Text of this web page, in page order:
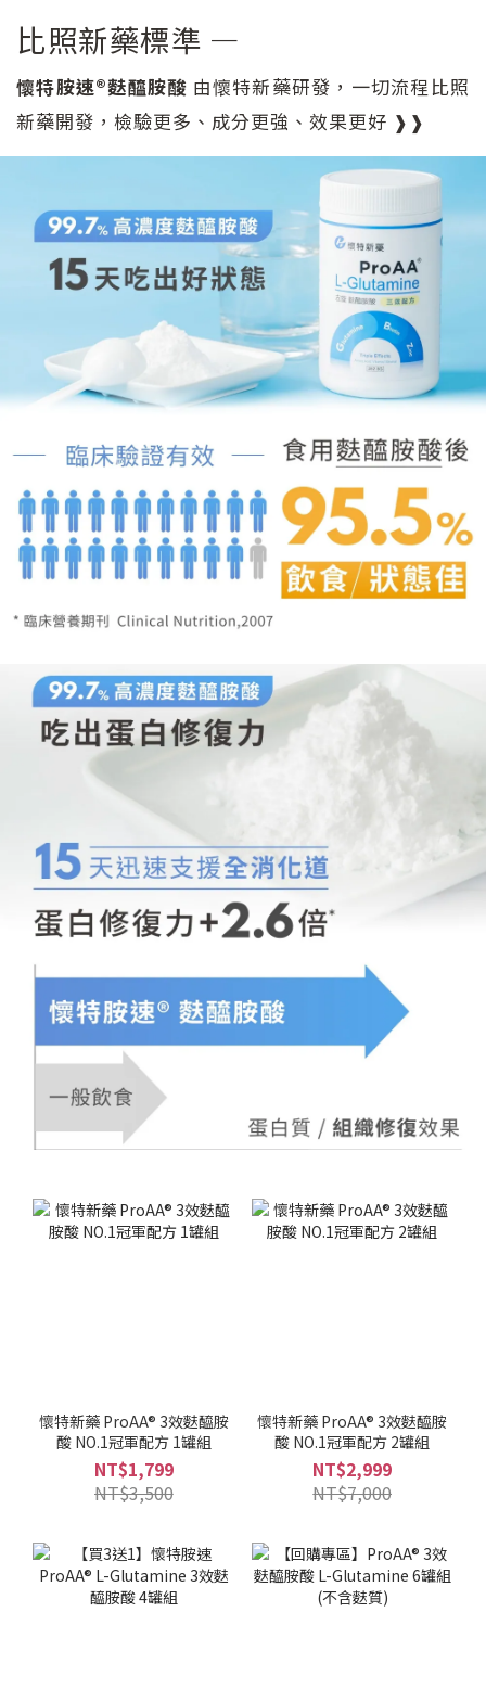
比照新藥標準 —
懷特胺速®麩醯胺酸 由懷特新藥研發，一切流程比照
新藥開發，檢驗更多、成分更強、效果更好 ❱❱
懷特新藥 ProAA® 3效麩醯胺
酸 NO.1冠軍配方 1罐組
NT$1,799
NT$3,500
懷特新藥 ProAA® 3效麩醯胺
酸 NO.1冠軍配方 2罐組
NT$2,999
NT$7,000